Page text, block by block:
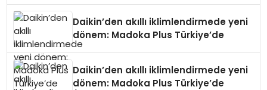
Daikin’den akıllı iklimlendirmede yeni
dönem: Madoka Plus Türkiye’de
Daikin’den akıllı iklimlendirmede yeni
dönem: Madoka Plus Türkiye’de